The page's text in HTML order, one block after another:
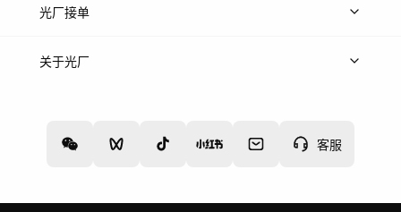
客服
上传案例
光厂接单
上架服务
关于光厂